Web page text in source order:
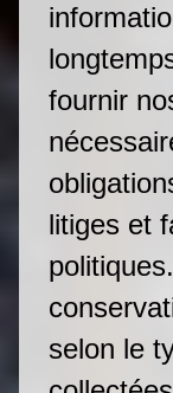
fournir
litiges et
selon le